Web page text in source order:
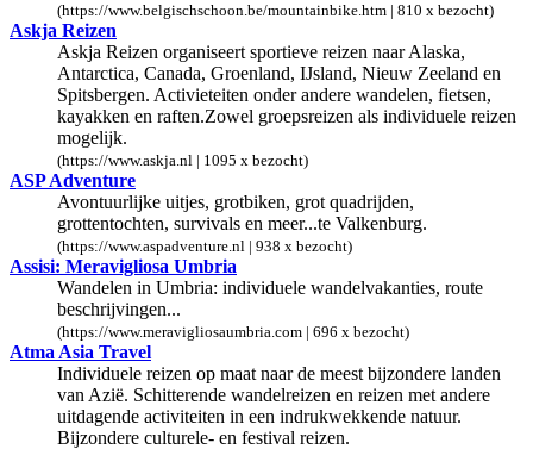
(https://www.belgischschoon.be/mountainbike.htm | 810 x bezocht)
Askja Reizen
Askja Reizen organiseert sportieve reizen naar Alaska,
Antarctica, Canada, Groenland, IJsland, Nieuw Zeeland en
Spitsbergen. Activieteiten onder andere wandelen, fietsen,
kayakken en raften.Zowel groepsreizen als individuele reizen
mogelijk.
(https://www.askja.nl | 1095 x bezocht)
ASP Adventure
Avontuurlijke uitjes, grotbiken, grot quadrijden,
grottentochten, survivals en meer...te Valkenburg.
(https://www.aspadventure.nl | 938 x bezocht)
Assisi: Meravigliosa Umbria
Wandelen in Umbria: individuele wandelvakanties, route
beschrijvingen...
(https://www.meravigliosaumbria.com | 696 x bezocht)
Atma Asia Travel
Individuele reizen op maat naar de meest bijzondere landen
van Azië. Schitterende wandelreizen en reizen met andere
uitdagende activiteiten in een indrukwekkende natuur.
Bijzondere culturele- en festival reizen.